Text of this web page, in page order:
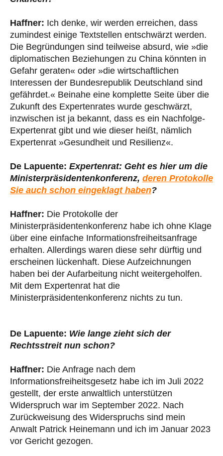
Haffner: Ich denke, wir werden erreichen, dass
zumindest einige Textstellen entschwärzt werden.
Die Begründungen sind teilweise absurd, wie »die
diplomatischen Beziehungen zu China könnten in
Gefahr geraten« oder »die wirtschaftlichen
Interessen der Bundesrepublik Deutschland sind
gefährdet.« Beinahe eine komplette Seite über die
Zukunft des Expertenrates wurde geschwärzt,
inzwischen ist ja bekannt, dass es ein Nachfolge-
Expertenrat gibt und wie dieser heißt, nämlich
Expertenrat »Gesundheit und Resilienz«.
De Lapuente: Expertenrat: Geht es hier um die
Ministerpräsidentenkonferenz, deren Protokolle
Sie auch schon eingeklagt haben?
Haffner: Die Protokolle der
Ministerpräsidentenkonferenz habe ich ohne Klage
über eine einfache Informationsfreiheitsanfrage
erhalten. Allerdings waren diese sehr dürftig und
erscheinen lückenhaft. Diese Aufzeichnungen
haben bei der Aufarbeitung nicht weitergeholfen.
Mit dem Expertenrat hat die
Ministerpräsidentenkonferenz nichts zu tun.
De Lapuente: Wie lange zieht sich der
Rechtsstreit nun schon?
Haffner: Die Anfrage nach dem
Informationsfreiheitsgesetz habe ich im Juli 2022
gestellt, der erste anwaltlich unterstützen
Widerspruch war im September 2022. Nach
Zurückweisung des Widerspruchs sind mein
Anwalt Patrick Heinemann und ich im Januar 2023
vor Gericht gezogen.